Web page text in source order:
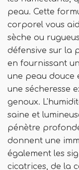
peau. Cette
corporel vous
sèche ou
défensive sur la
en fournissant
une peau douce
une sécheresse
genoux.
saine et
pénètre
donnent une
également les
cicatrices, de la